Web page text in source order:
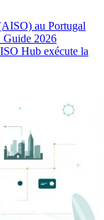
au Portugal
Guide 2026
Hub exécute la